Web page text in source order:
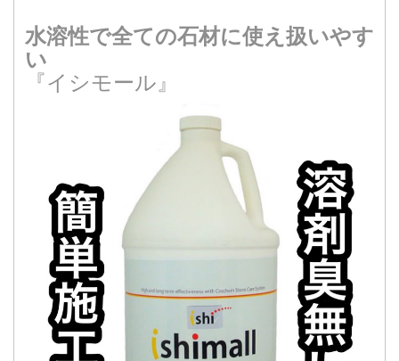
水溶性で全ての石材に使え扱いやす
い
『イシモール』